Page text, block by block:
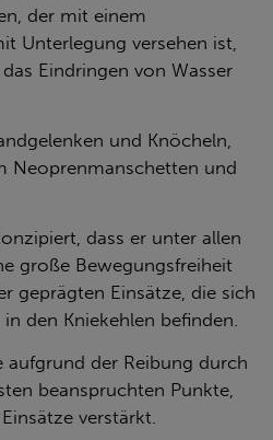
der mit einem
Unterlegung versehen ist,
Eindringen von Wasser
und Knöcheln,
Neoprenmanschetten und
dass er unter allen
große Bewegungsfreiheit
geprägten Einsätze, die sich
den Kniekehlen befinden.
aufgrund der Reibung durch
beanspruchten Punkte,
verstärkt.